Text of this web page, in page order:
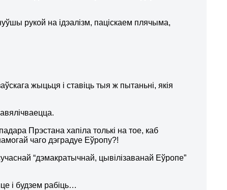
рукой на ідэалізм, паціскаем плячыма,
жыцьця і ставіць тыя ж пытаньні, якія
Прэстана хапіла толькі на тое, каб
чаго дэградуе Еўропу?!
“дэмакратычнай, цывілізаванай Еўропе”
і будзем рабіць…